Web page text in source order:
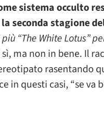
sistema occulto
seconda stagione
“The White Lotus”
ma non in bene. Il
rasentando
in questi casi, “se va